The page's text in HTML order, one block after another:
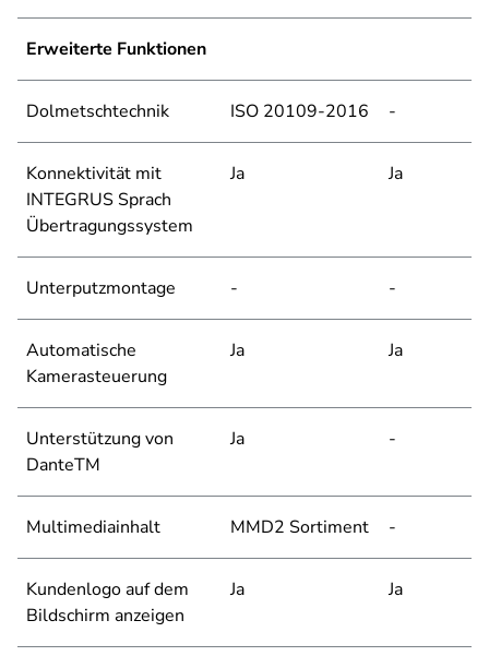
Erweiterte Funktionen
Dolmetschtechnik ISO 20109-2016 -
Konnektivität mit
INTEGRUS Sprach
Übertragungssystem
Ja Ja
Unterputzmontage - -
Automatische
Kamerasteuerung
Ja Ja
Unterstützung von
DanteTM
Ja -
Multimediainhalt MMD2 Sortiment -
Kundenlogo auf dem
Bildschirm anzeigen
Ja Ja